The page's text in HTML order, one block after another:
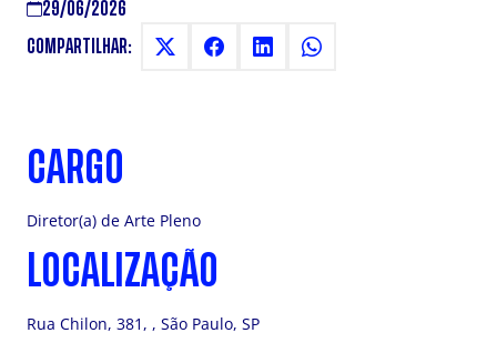
29/06/2026
COMPARTILHAR:
CARGO
Diretor(a) de Arte Pleno
LOCALIZAÇÃO
Rua Chilon, 381, , São Paulo, SP